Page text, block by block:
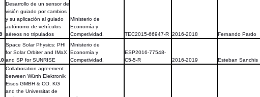
Desarrollo de un sensor de
visión guiado por cambios
y su aplicación al guiado
autónomo de vehículos
aéreos no tripulados
Ministerio de
Economía y
Competividad.
TEC2015-66947-R 2016-2018 Fernando Pardo
Space Solar Physics: PHI
for Solar Orbiter and IMaX
and SP for SUNRISE
Ministerio de
Economía y
Competividad.
ESP2016-77548-
C5-5-R
2016-2019 Esteban Sanchis
Collaboration agreement
between Würth Elektronik
Eisos GMBH & CO. KG
and the Universitat de